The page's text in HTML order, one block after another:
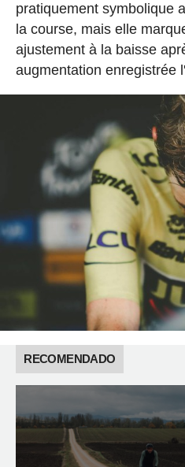
pratiquement symbolique
la course, mais elle
ajustement à la baisse
augmentation enregistrée
RECOMENDADO